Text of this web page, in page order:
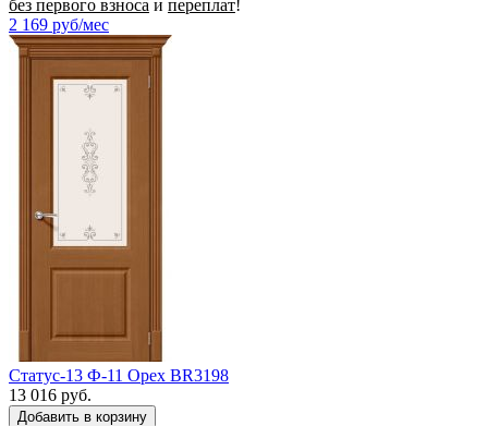
без первого взноса и переплат!
2 169 руб/мес
Статус-13 Ф-11 Орех BR3198
13 016 руб.